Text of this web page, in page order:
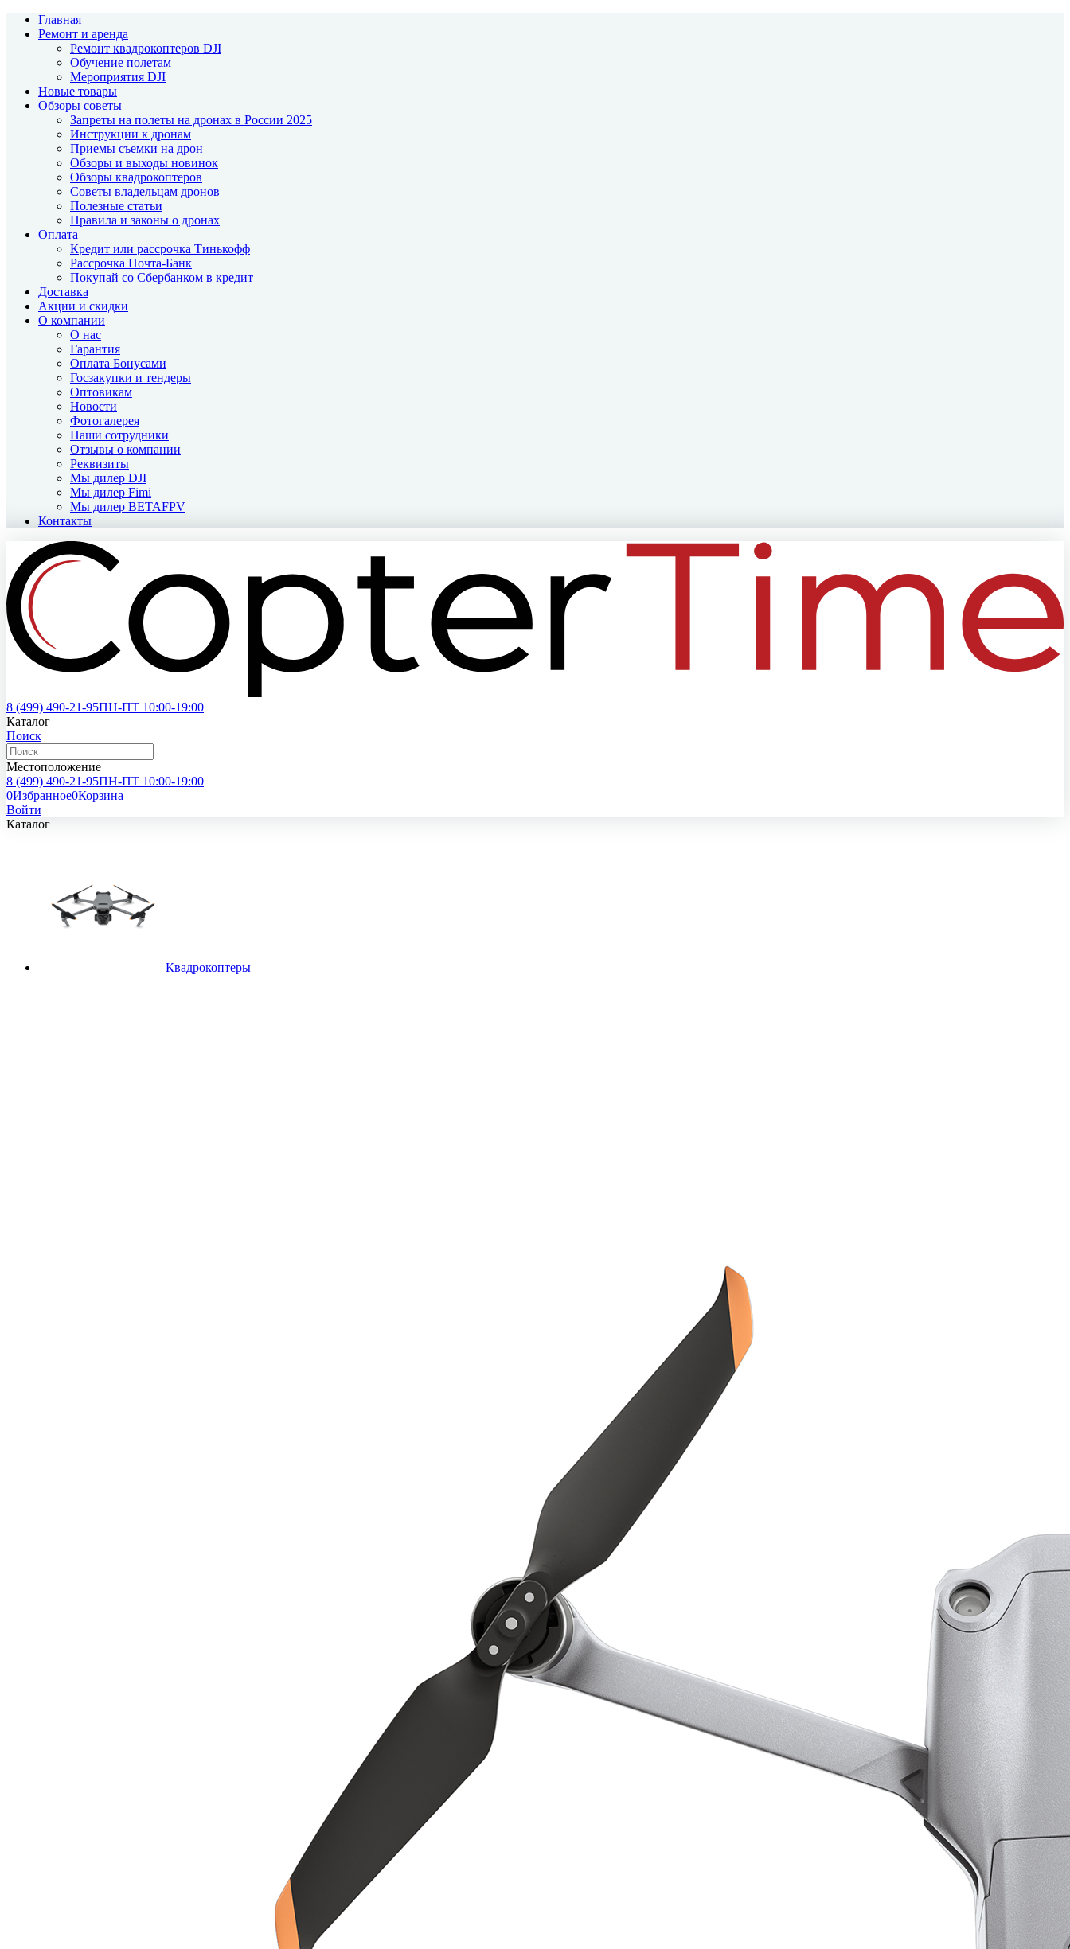
Главная
Ремонт и аренда
Ремонт квадрокоптеров DJI
Обучение полетам
Мероприятия DJI
Новые товары
Обзоры советы
Запреты на полеты на дронах в России 2025
Инструкции к дронам
Приемы съемки на дрон
Обзоры и выходы новинок
Обзоры квадрокоптеров
Советы владельцам дронов
Полезные статьи
Правила и законы о дронах
Оплата
Кредит или рассрочка Тинькофф
Рассрочка Почта-Банк
Покупай со Сбербанком в кредит
Доставка
Акции и скидки
О компании
О нас
Гарантия
Оплата Бонусами
Госзакупки и тендеры
Оптовикам
Новости
Фотогалерея
Наши сотрудники
Отзывы о компании
Реквизиты
Мы дилер DJI
Мы дилер Fimi
Мы дилер BETAFPV
Контакты
8 (499) 490-21-95ПН-ПТ 10:00-19:00
Каталог
Поиск
Местоположение
8 (499) 490-21-95ПН-ПТ 10:00-19:00
0Избранное0Корзина
Войти
Каталог
Квадрокоптеры